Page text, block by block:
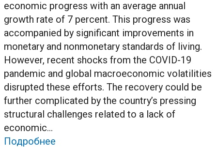
economic progress with an average annual
growth rate of 7 percent. This progress was
accompanied by significant improvements in
monetary and nonmonetary standards of living.
However, recent shocks from the COVID-19
pandemic and global macroeconomic volatilities
disrupted these efforts. The recovery could be
further complicated by the country’s pressing
structural challenges related to a lack of
economic...
Подробнее